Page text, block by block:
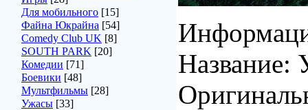
Для мобильного [15]
Файна Юкрайна [54]
Comedy Club UK [8]
SOUTH PARK [20]
Комедии [71]
Боевики [48]
Мультфильмы [28]
Ужасы [33]
Название: